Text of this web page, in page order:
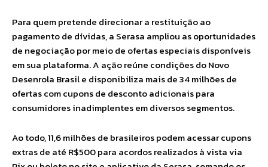
Para quem pretende direcionar a restituição ao
pagamento de dívidas, a Serasa ampliou as oportunidades
de negociação por meio de ofertas especiais disponíveis
em sua plataforma. A ação reúne condições do Novo
Desenrola Brasil e disponibiliza mais de 34 milhões de
ofertas com cupons de desconto adicionais para
consumidores inadimplentes em diversos segmentos.
Ao todo, 11,6 milhões de brasileiros podem acessar cupons
extras de até R$500 para acordos realizados à vista via